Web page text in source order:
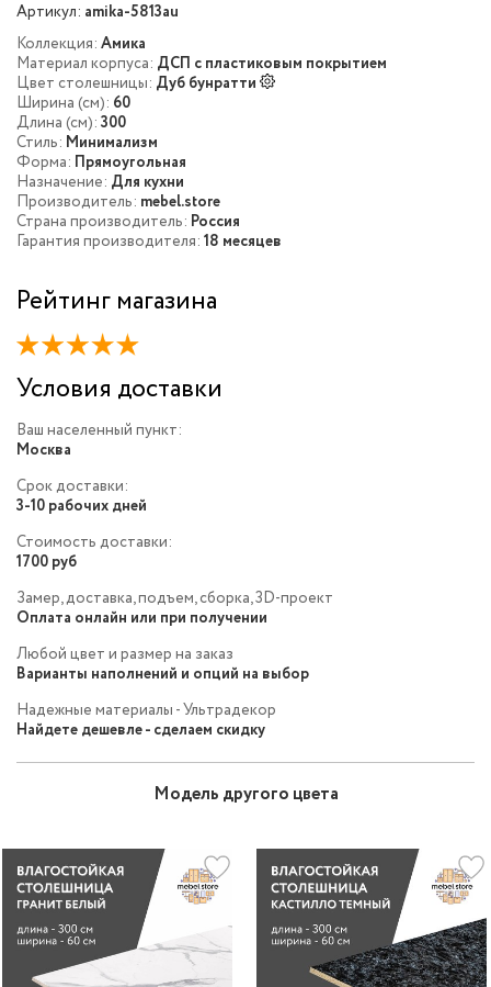
Артикул: amika-5813au
Коллекция: Амика
Материал корпуса: ДСП с пластиковым покрытием
Цвет столешницы: Дуб бунратти
Ширина (см): 60
Длина (см): 300
Стиль: Минимализм
Форма: Прямоугольная
Назначение: Для кухни
Производитель: mebel.store
Страна производитель: Россия
Гарантия производителя: 18 месяцев
Рейтинг магазина
Условия доставки
Ваш населенный пункт:
Москва
Срок доставки:
3-10 рабочих дней
Стоимость доставки:
1700 руб
Замер, доставка, подъем, сборка, 3D-проект
Оплата онлайн или при получении
Любой цвет и размер на заказ
Варианты наполнений и опций на выбор
Надежные материалы - Ультрадекор
Найдете дешевле - сделаем скидку
Модель другого цвета